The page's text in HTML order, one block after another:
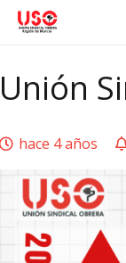
Unión
hace 4 años